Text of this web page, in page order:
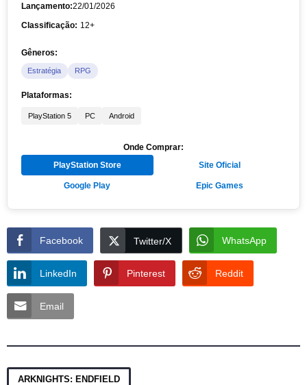
Lançamento:22/01/2026
Classificação: 12+
Gêneros:
Estratégia RPG
Plataformas:
PlayStation 5 PC Android
Onde Comprar:
PlayStation Store Site Oficial
Google Play Epic Games
Facebook Twitter/X WhatsApp
LinkedIn Pinterest Reddit
Email
ARKNIGHTS: ENDFIELD